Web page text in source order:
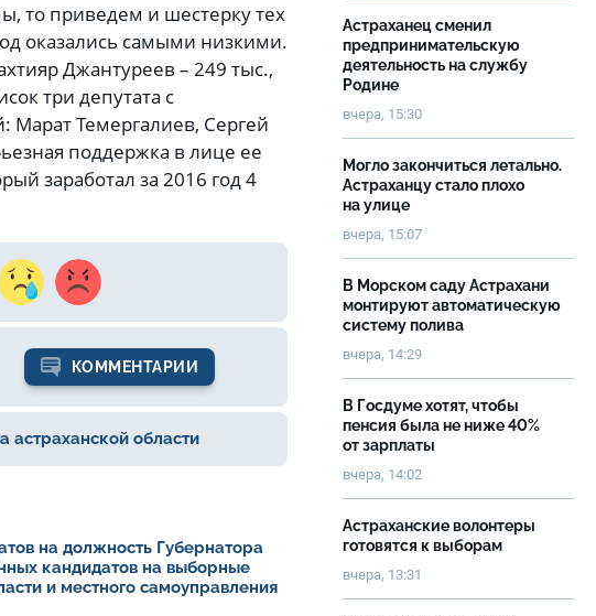
то приведем и шестерку тех
оказались самыми низкими.
Джантуреев – 249 тыс.,
три депутата с
Марат Темергалиев, Сергей
поддержка в лице ее
заработал за 2016 год 4
КОММЕНТАРИИ
астраханской области
на должность Губернатора
кандидатов на выборные
и местного самоуправления
Астраханец сменил
предпринимательскую
деятельность на службу
Родине
вчера, 15:30
Могло закончиться летально.
Астраханцу стало плохо
на улице
вчера, 15:07
В Морском саду Астрахани
монтируют автоматическую
систему полива
вчера, 14:29
В Госдуме хотят, чтобы
пенсия была не ниже 40%
от зарплаты
вчера, 14:02
Астраханские волонтеры
готовятся к выборам
вчера, 13:31